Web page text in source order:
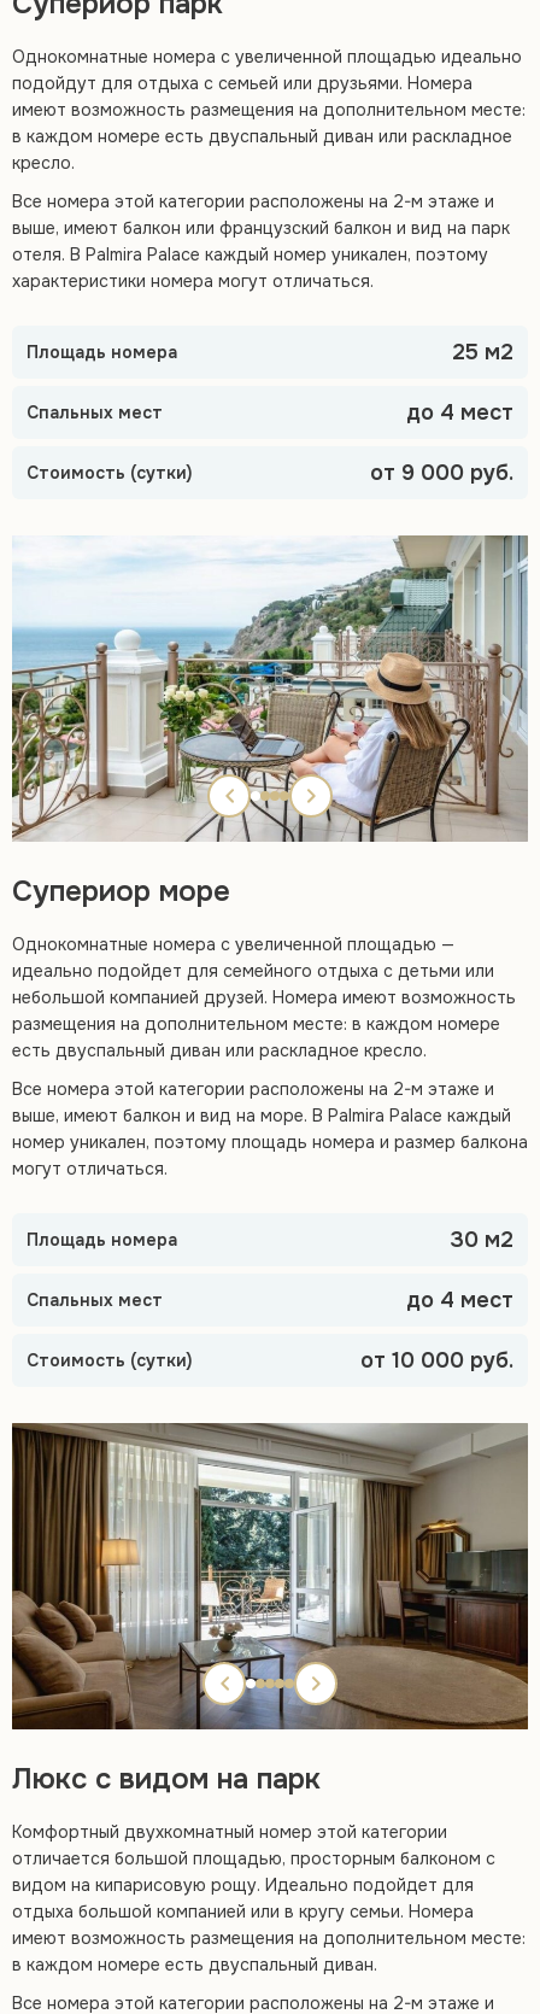
Однокомнатные номера с увеличенной площадью идеально
подойдут для отдыха с семьей или друзьями. Номера
имеют возможность размещения на дополнительном месте:
в каждом номере есть двуспальный диван или раскладное
кресло.
Все номера этой категории расположены на 2-м этаже и
выше, имеют балкон или французский балкон и вид на парк
отеля. В Palmira Palace каждый номер уникален, поэтому
характеристики номера могут отличаться.
Площадь номера 25 м2
Спальных мест до 4 мест
Стоимость (сутки) от 9 000 руб.
Супериор море
Однокомнатные номера с увеличенной площадью —
идеально подойдет для семейного отдыха с детьми или
небольшой компанией друзей. Номера имеют возможность
размещения на дополнительном месте: в каждом номере
есть двуспальный диван или раскладное кресло.
Все номера этой категории расположены на 2-м этаже и
выше, имеют балкон и вид на море. В Palmira Palace каждый
номер уникален, поэтому площадь номера и размер балкона
могут отличаться.
Площадь номера 30 м2
Спальных мест до 4 мест
Стоимость (сутки) от 10 000 руб.
Люкс с видом на парк
Комфортный двухкомнатный номер этой категории
отличается большой площадью, просторным балконом с
видом на кипарисовую рощу. Идеально подойдет для
отдыха большой компанией или в кругу семьи. Номера
имеют возможность размещения на дополнительном месте:
в каждом номере есть двуспальный диван.
Все номера этой категории расположены на 2-м этаже и